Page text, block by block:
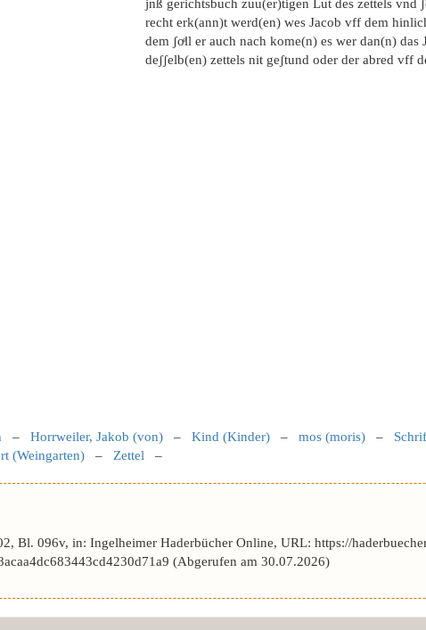
jnß gerichtsbuch zuu(er)tigen Lut des zettels vnd
recht erk(ann)t werd(en) wes Jacob vff dem
dem ʃoͤll er auch nach kome(n) es wer dan(n) das
deʃʃelb(en) zettels nit geʃtund oder der abred vff
– Horrweiler, Jakob (von) – Kind (Kinder) – mos (moris) –
(Weingarten) – Zettel –
Bl. 096v, in: Ingelheimer Haderbücher Online, URL: https://
(Abgerufen am 30.07.2026)